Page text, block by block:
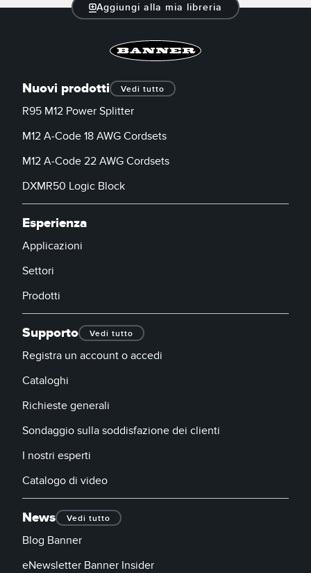
Aggiungi alla mia libreria
Nuovi prodotti Vedi tutto
R95 M12 Power Splitter
M12 A-Code 18 AWG Cordsets
M12 A-Code 22 AWG Cordsets
DXMR50 Logic Block
Esperienza
Applicazioni
Settori
Prodotti
Supporto Vedi tutto
Registra un account o accedi
Cataloghi
Richieste generali
Sondaggio sulla soddisfazione dei clienti
I nostri esperti
Catalogo di video
News Vedi tutto
Blog Banner
eNewsletter Banner Insider